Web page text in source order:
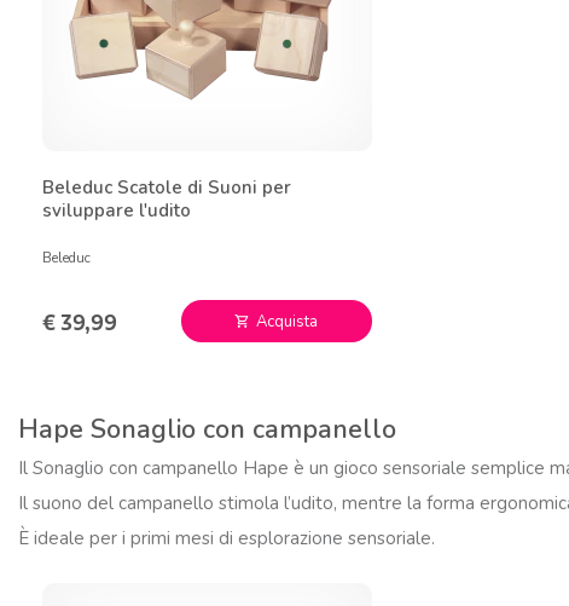
Beleduc Scatole di Suoni per
sviluppare l'udito
Beleduc
€ 39,99 shopping_cart Acquista
Hape Sonaglio con campanello
Il Sonaglio con campanello Hape è un gioco sensoriale semplice
Il suono del campanello stimola l’udito, mentre la forma
È ideale per i primi mesi di esplorazione sensoriale.